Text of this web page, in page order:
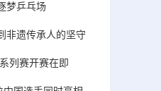
梦乒乓场
非遗传承人的坚守
列赛开赛在即